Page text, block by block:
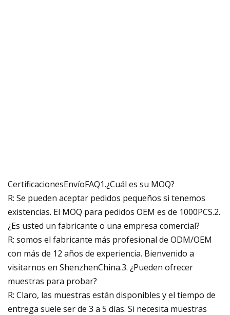
CertificacionesEnvíoFAQ1.¿Cuál es su MOQ?
R: Se pueden aceptar pedidos pequeños si tenemos
existencias. El MOQ para pedidos OEM es de 1000PCS.2.
¿Es usted un fabricante o una empresa comercial?
R: somos el fabricante más profesional de ODM/OEM
con más de 12 años de experiencia. Bienvenido a
visitarnos en ShenzhenChina.3. ¿Pueden ofrecer
muestras para probar?
R: Claro, las muestras están disponibles y el tiempo de
entrega suele ser de 3 a 5 días. Si necesita muestras